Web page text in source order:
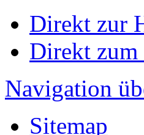
Direkt zur
Direkt zum
Navigation
Sitemap